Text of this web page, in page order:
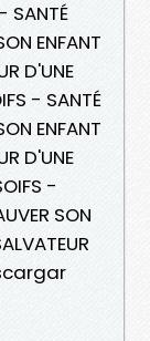
SANTÉ
ENFANT
D'UNE
- SANTÉ
ENFANT
D'UNE
-
SON